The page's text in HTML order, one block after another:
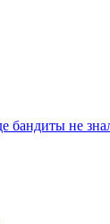
бандиты не